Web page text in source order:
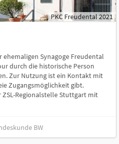
PKC Freudental 2021
ehemaligen Synagoge Freudental
durch die historische Person
Zur Nutzung ist ein Kontakt mit
Zugangsmöglichkeit gibt.
Regionalstelle Stuttgart mit
BW